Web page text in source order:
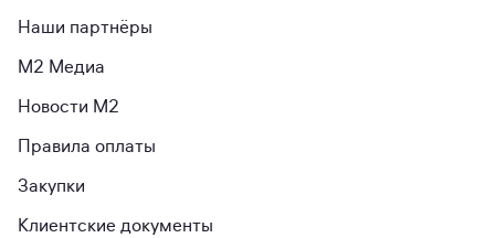
Наши партнёры
М2 Медиа
Новости М2
Правила оплаты
Закупки
Клиентские документы